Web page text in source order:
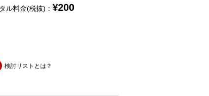
ル料金(税抜)： ¥200
検討リストとは？